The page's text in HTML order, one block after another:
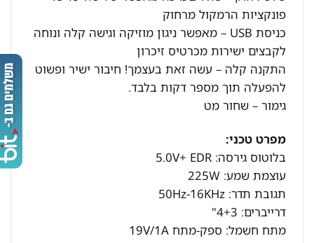
פונקציות הרמקול מרחוק
כניסת USB – מאפשר ניגון מוזיקה וגישה קלה ונוחה
לקבצים ישירות מכרטיס זיכרון
התקנה קלה – עשה זאת בעצמך! חיבור ישיר ופשוט
להפעלה תוך מספר דקות בלבד.
גימור – שחור מט
מפרט טכני:
בלוטוס גירסה: 5.0V+ EDR
עוצמת שמע: 225W
תגובת תדר: 50Hz-16KHz
דרייברים: 4+3"
מתח חשמל: ספק-מתח 19V/1A